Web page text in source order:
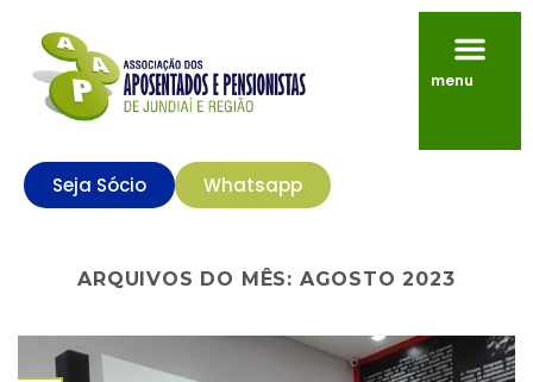
menu
Seja Sócio Whatsapp
ARQUIVOS DO MÊS: AGOSTO 2023